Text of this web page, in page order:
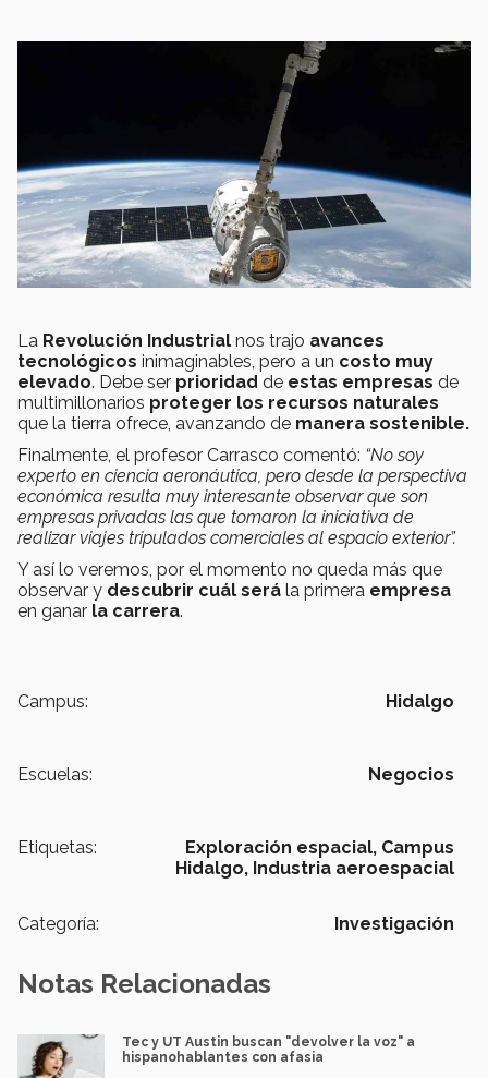
La Revolución Industrial nos trajo avances
tecnológicos inimaginables, pero a un costo muy
elevado. Debe ser prioridad de estas empresas de
multimillonarios proteger los recursos naturales
que la tierra ofrece, avanzando de manera sostenible.
Finalmente, el profesor Carrasco comentó: “No soy
experto en ciencia aeronáutica, pero desde la perspectiva
económica resulta muy interesante observar que son
empresas privadas las que tomaron la iniciativa de
realizar viajes tripulados comerciales al espacio exterior”.
Y así lo veremos, por el momento no queda más que
observar y descubrir cuál será la primera empresa
en ganar la carrera.
Campus: Hidalgo
Escuelas: Negocios
Etiquetas: Exploración espacial, Campus
Hidalgo, Industria aeroespacial
Categoría: Investigación
Notas Relacionadas
Tec y UT Austin buscan "devolver la voz" a
hispanohablantes con afasia